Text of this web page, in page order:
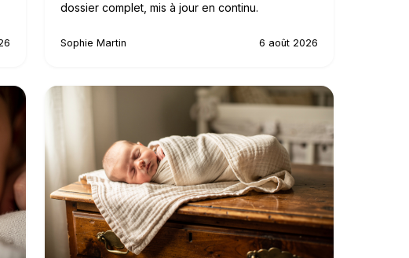
dossier complet, mis à jour en continu.
Sophie Martin 6 août 2026